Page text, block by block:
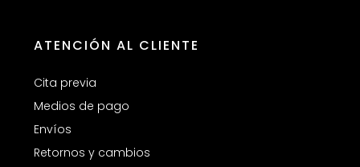
ATENCIÓN AL CLIENTE
Cita previa
Medios de pago
Envíos
Retornos y cambios